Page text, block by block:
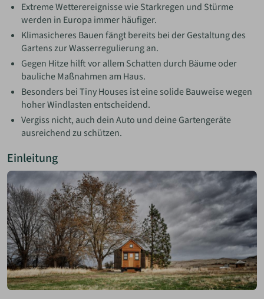
Extreme Wetterereignisse wie Starkregen und Stürme
werden in Europa immer häufiger.
Klimasicheres Bauen fängt bereits bei der Gestaltung des
Gartens zur Wasserregulierung an.
Gegen Hitze hilft vor allem Schatten durch Bäume oder
bauliche Maßnahmen am Haus.
Besonders bei Tiny Houses ist eine solide Bauweise wegen
hoher Windlasten entscheidend.
Vergiss nicht, auch dein Auto und deine Gartengeräte
ausreichend zu schützen.
Einleitung